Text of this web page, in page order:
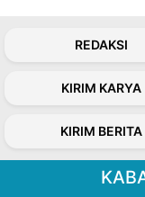
REDAKSI
KIRIM KARYA
KIRIM BERITA